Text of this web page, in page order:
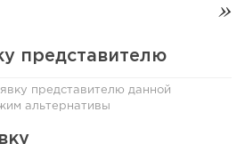
представителю
представителю данной
альтернативы